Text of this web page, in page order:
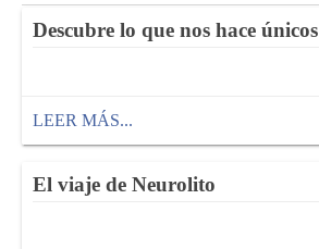
Descubre lo que nos hace únicos
LEER MÁS...
El viaje de Neurolito